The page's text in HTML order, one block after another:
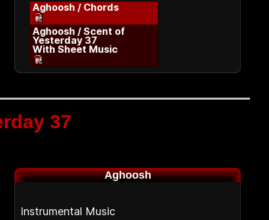
Aghoosh / Chords
Aghoosh / Scent of
Yesterday 37
With Sheet Music
37
Aghoosh
Instrumental Music